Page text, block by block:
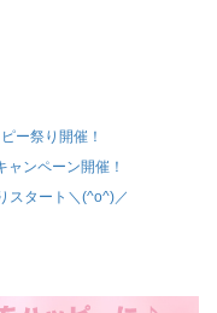
ー祭り開催！
ンペーン開催！
スタート＼(^o^)／